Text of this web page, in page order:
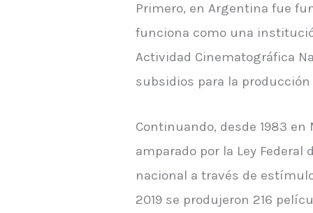
Primero, en Argentina fue
funciona como una
Actividad Cinematográfica
subsidios para la
Continuando, desde 1983
amparado por la Ley
nacional a través de
2019 se produjeron 216